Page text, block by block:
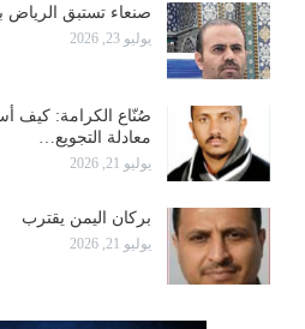
صنعاء تستبق الرياض
يوليو 23, 2026
صُنّاع الكرامة: كيف
معادلة التجويع…
يوليو 21, 2026
بركان اليمن يقترب
يوليو 21, 2026